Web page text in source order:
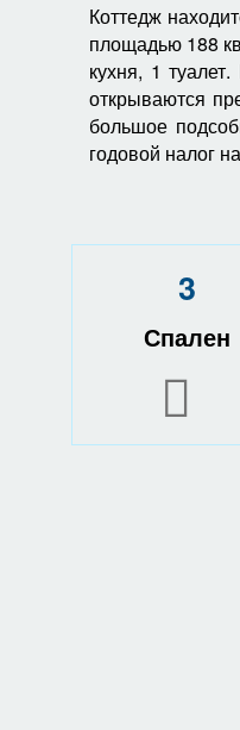
Коттедж
площадью 188
кухня, 1
открываются
большое
годовой налог
3
Спален